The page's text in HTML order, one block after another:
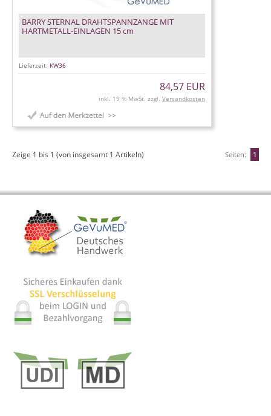
BARRY STERNAL DRAHTSPANNZANGE MIT
HARTMETALL-EINLAGEN 15 cm
Lieferzeit: KW36
84,57 EUR
inkl. 19 % MwSt. zzgl. Versandkosten
Zeige 1 bis 1 (von insgesamt 1 Artikeln) Seiten: 1